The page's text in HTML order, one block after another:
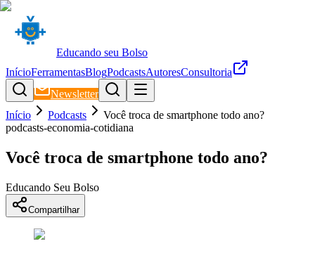
Educando seu Bolso
InícioFerramentasBlogPodcastsAutoresConsultoria
Newsletter
Início
Podcasts
Você troca de smartphone todo ano?
podcasts-economia-cotidiana
Você troca de smartphone todo ano?
Educando Seu Bolso
Compartilhar